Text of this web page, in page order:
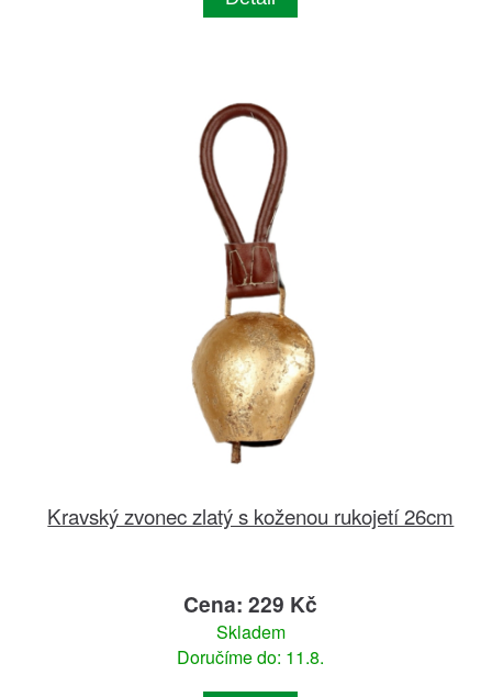
Kravský zvonec zlatý s koženou rukojetí 26cm
Cena: 229 Kč
Skladem
Doručíme do: 11.8.